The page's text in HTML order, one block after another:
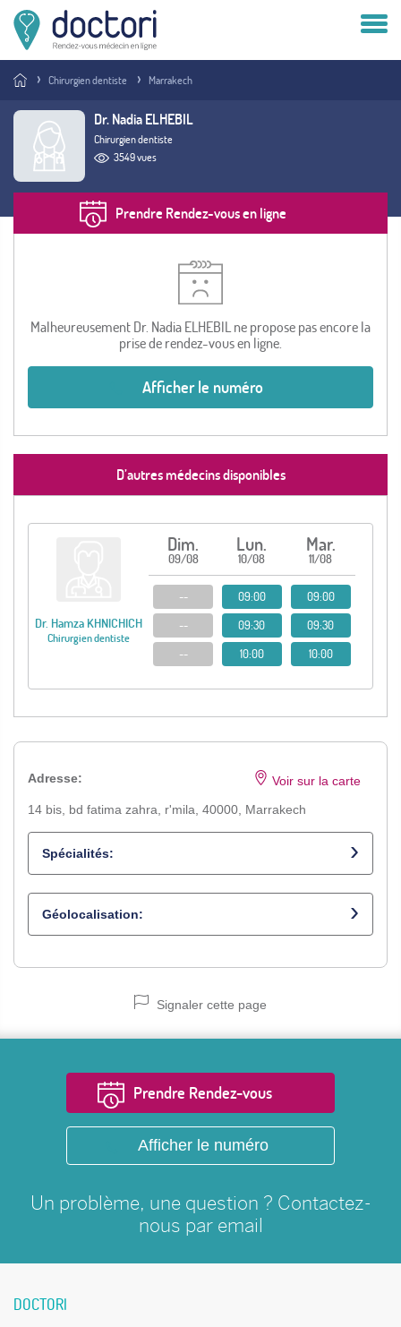
Compte médecin
Vous êtes médecin ?
Chirurgien dentiste Marrakech
Dr. Nadia ELHEBIL
Chirurgien dentiste
3549 vues
Prendre Rendez-vous en ligne
Malheureusement Dr. Nadia ELHEBIL ne propose pas encore la
prise de rendez-vous en ligne.
Afficher le numéro
D’autres médecins disponibles
Dr. Hamza KHNICHICH
Chirurgien dentiste
Dim.
09/08
Lun.
10/08
Mar.
11/08
--
--
--
09:00
09:30
10:00
09:00
09:30
10:00
Adresse:
14 bis, bd fatima zahra, r'mila, 40000, Marrakech
Voir sur la carte
Spécialités:
Chirurgien dentiste
Géolocalisation:
Signaler cette page
Prendre Rendez-vous
Afficher le numéro
Un problème, une question ? Contactez-
nous par email
DOCTORI